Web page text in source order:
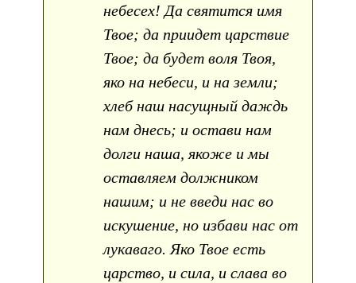
небесех! Да святится имя
Твое; да приидет царствие
Твое; да будет воля Твоя,
яко на небеси, и на земли;
хлеб наш насущный даждь
нам днесь; и остави нам
долги наша, якоже и мы
оставляем должником
нашим; и не введи нас во
искушение, но избави нас от
лукаваго. Яко Твое есть
царство, и сила, и слава во